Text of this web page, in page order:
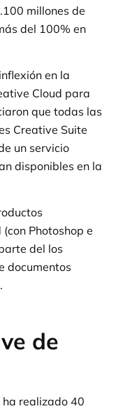
millones de
del 100% en
en la
Cloud para
que todas las
Creative Suite
un servicio
disponibles en la
Photoshop e
del los
documentos
de
realizado 40